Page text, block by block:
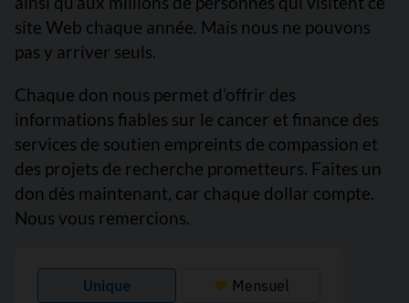
site Web chaque année. Mais nous ne pouvons
pas y arriver seuls.
Chaque don nous permet d’offrir des
informations fiables sur le cancer et finance des
services de soutien empreints de compassion et
des projets de recherche prometteurs. Faites un
don dès maintenant, car chaque dollar compte.
Nous vous remercions.